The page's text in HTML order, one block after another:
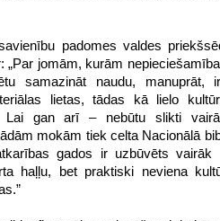
padomes valdes
„Par jomām, kurām
samazināt naudu, manuprāt,
lietas, tādas kā lielo
Lai gan arī – nebūtu slikti
mokām tiek celta Nacionālā
gados ir uzbūvēts vairāk
haļļu, bet praktiski neviena